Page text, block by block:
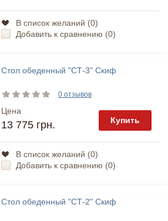
В список желаний (0)
Добавить к сравнению (0)
Стол обеденный "СТ-3" Скиф
0 отзывов
Цена
13 775 грн. Купить
В список желаний (0)
Добавить к сравнению (0)
Стол обеденный "СТ-2" Скиф